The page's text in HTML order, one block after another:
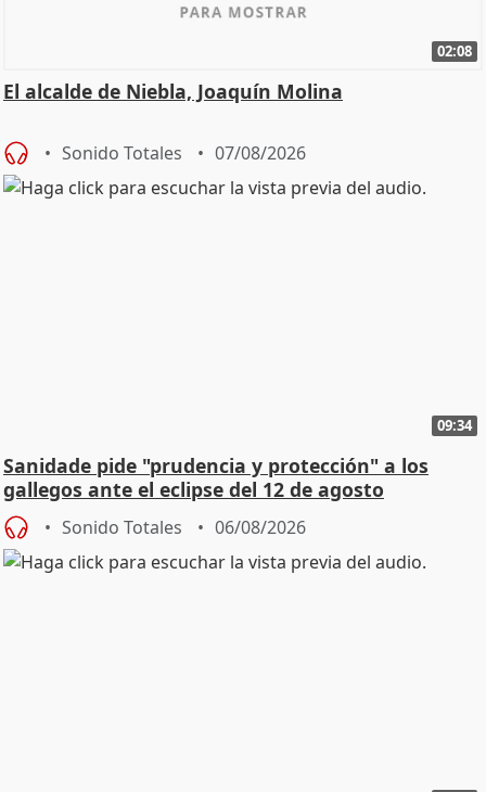
02:08
El alcalde de Niebla, Joaquín Molina
Sonido Totales 07/08/2026
09:34
Sanidade pide "prudencia y protección" a los
gallegos ante el eclipse del 12 de agosto
Sonido Totales 06/08/2026